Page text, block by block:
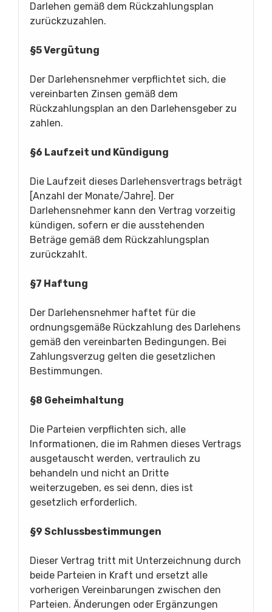
Darlehen gemäß dem Rückzahlungsplan
zurückzuzahlen.
§5 Vergütung
Der Darlehensnehmer verpflichtet sich, die
vereinbarten Zinsen gemäß dem
Rückzahlungsplan an den Darlehensgeber zu
zahlen.
§6 Laufzeit und Kündigung
Die Laufzeit dieses Darlehensvertrags beträgt
[Anzahl der Monate/Jahre]. Der
Darlehensnehmer kann den Vertrag vorzeitig
kündigen, sofern er die ausstehenden
Beträge gemäß dem Rückzahlungsplan
zurückzahlt.
§7 Haftung
Der Darlehensnehmer haftet für die
ordnungsgemäße Rückzahlung des Darlehens
gemäß den vereinbarten Bedingungen. Bei
Zahlungsverzug gelten die gesetzlichen
Bestimmungen.
§8 Geheimhaltung
Die Parteien verpflichten sich, alle
Informationen, die im Rahmen dieses Vertrags
ausgetauscht werden, vertraulich zu
behandeln und nicht an Dritte
weiterzugeben, es sei denn, dies ist
gesetzlich erforderlich.
§9 Schlussbestimmungen
Dieser Vertrag tritt mit Unterzeichnung durch
beide Parteien in Kraft und ersetzt alle
vorherigen Vereinbarungen zwischen den
Parteien. Änderungen oder Ergänzungen